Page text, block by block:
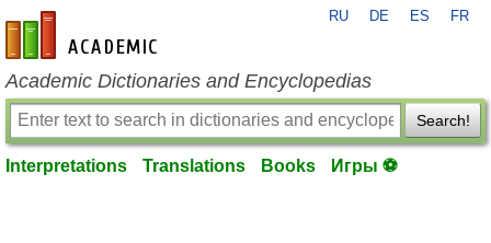
en-academic.com
RU DE ES FR
Academic Dictionaries and Encyclopedias
Search!
Interpretations Translations Books Игры ⚽